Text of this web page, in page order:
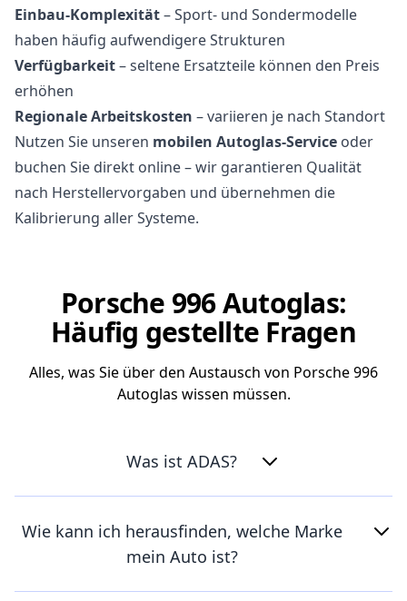
Einbau-Komplexität– Sport- und Sondermodelle
haben häufig aufwendigere Strukturen
Verfügbarkeit– seltene Ersatzteile können den Preis
erhöhen
Regionale Arbeitskosten – variieren je nach Standort
Nutzen Sie unseren mobilen Autoglas-Service oder
buchen Sie direkt online – wir garantieren Qualität
nach Herstellervorgaben und übernehmen die
Kalibrierung aller Systeme.
Porsche 996 Autoglas:
Häufig gestellte Fragen
Alles, was Sie über den Austausch von Porsche 996
Autoglas wissen müssen.
Was ist ADAS?
Wie kann ich herausfinden, welche Marke
mein Auto ist?